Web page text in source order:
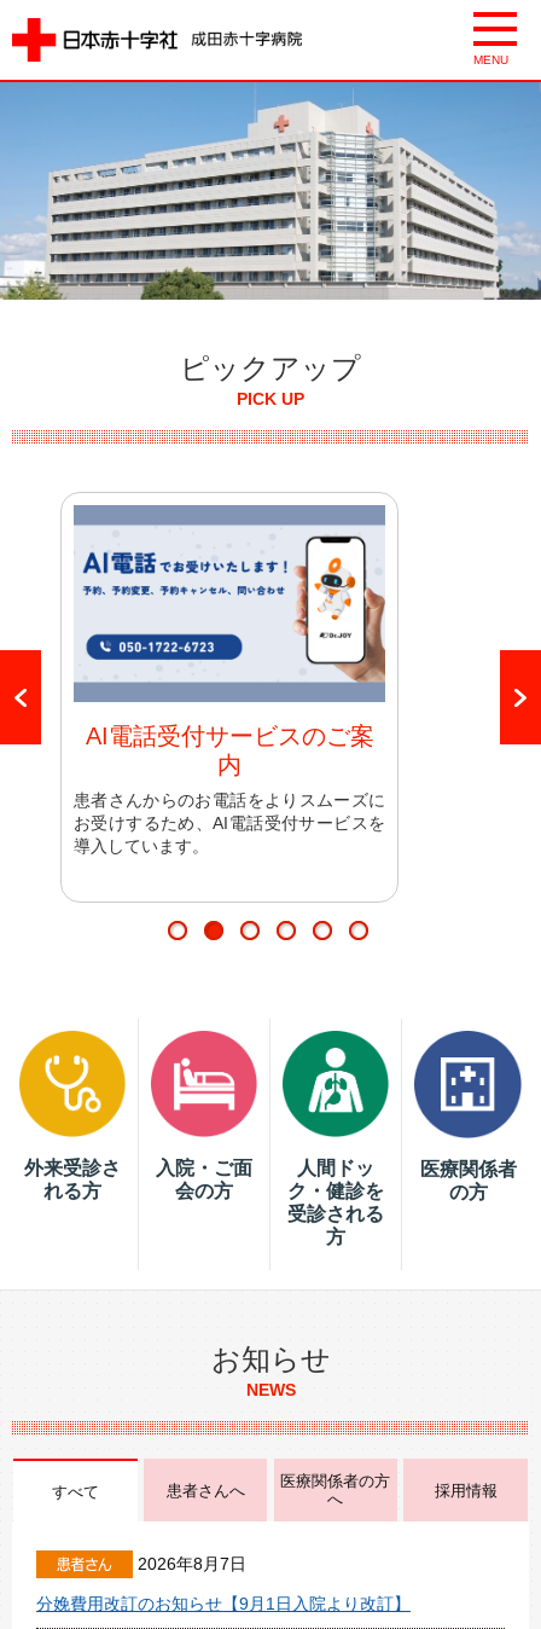
ピックアップ
PICK UP
AI電話受付サービスのご案
内
患者さんからのお電話をよりスムーズに
お受けするため、AI電話受付サービスを
導入しています。
外来受診さ
れる方
入院・ご面
会の方
人間ドッ
ク・健診を
受診される
方
医療関係者
の方
お知らせ
NEWS
すべて 患者さんへ
医療関係者の方
へ
採用情報
2026年8月7日
分娩費用改訂のお知らせ【9月1日入院より改訂】